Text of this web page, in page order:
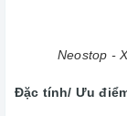
Neostop -
Đặc tính/ Ưu